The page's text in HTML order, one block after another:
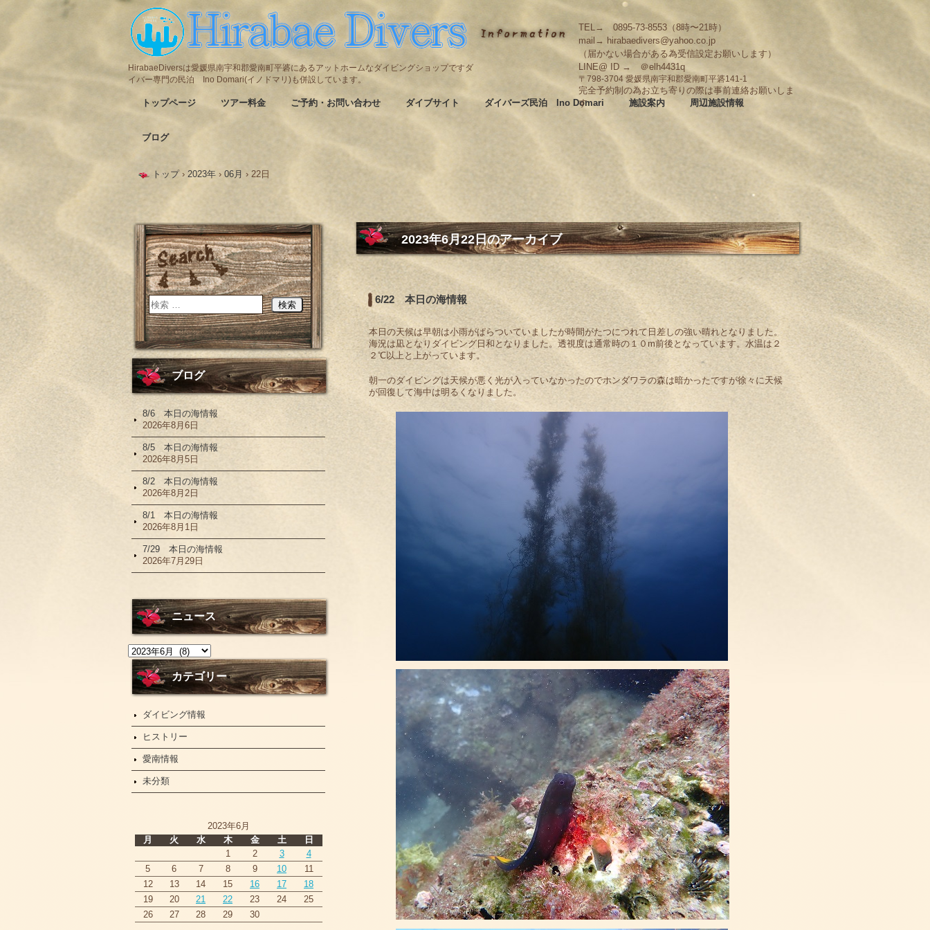
HirabaeDiversは愛媛県南宇和郡愛南町平碆にあるアットホームなダイビングショップですダ
イバー専門の民泊 Ino Domari(イノドマリ)も併設しています。
TEL→ 0895-73-8553（8時〜21時）
mail→ hirabaedivers@yahoo.co.jp
（届かない場合がある為受信設定お願いします）
LINE@ ID → ＠elh4431q
〒798-3704 愛媛県南宇和郡愛南町平碆141-1
完全予約制の為お立ち寄りの際は事前連絡お願いしま
す
トップページ ツアー料金 ご予約・お問い合わせ ダイブサイト ダイバーズ民泊 Ino Domari 施設案内 周辺施設情報
ブログ
トップ › 2023年 › 06月 › 22日
2023年6月22日のアーカイブ
6/22 本日の海情報
本日の天候は早朝は小雨がぱらついていましたが時間がたつにつれて日差しの強い晴れとなりました。
海況は凪となりダイビング日和となりました。透視度は通常時の１０m前後となっています。水温は２
２℃以上と上がっています。
朝一のダイビングは天候が悪く光が入っていなかったのでホンダワラの森は暗かったですが徐々に天候
が回復して海中は明るくなりました。
ブログ
8/6 本日の海情報
2026年8月6日
8/5 本日の海情報
2026年8月5日
8/2 本日の海情報
2026年8月2日
8/1 本日の海情報
2026年8月1日
7/29 本日の海情報
2026年7月29日
ニュース
ニ
ュ
ー
カテゴリー
ダイビング情報
ヒストリー
愛南情報
未分類
2023年6月
月
火 水 木 金 土
日
1
2 3
4
5
6 7 8 9 10
11
12
13 14 15 16 17
18
19
20 21 22 23 24
25
26
27 28 29 30